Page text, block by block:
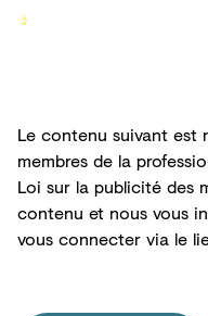
Le contenu suivant est
membres de la
Loi sur la publicité des
contenu et nous vous
vous connecter via le